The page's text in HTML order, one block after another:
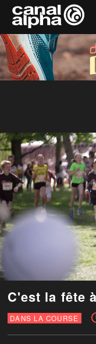
C'est la fête
DANS LA COURSE